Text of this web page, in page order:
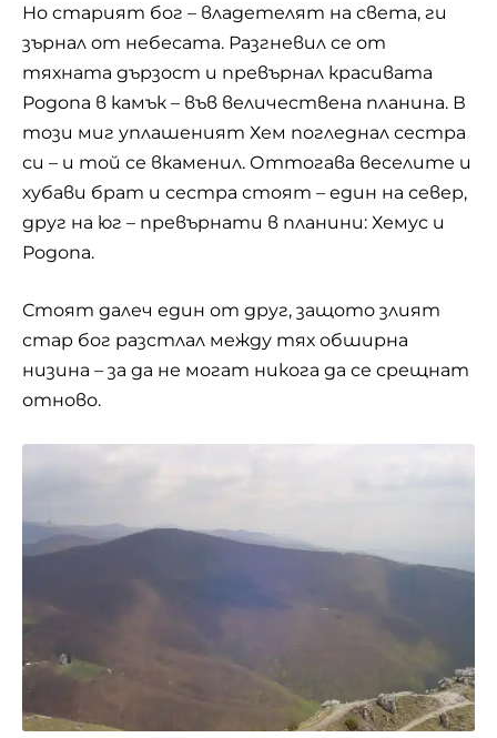
Но старият бог – владетелят на света, ги
зърнал от небесата. Разгневил се от
тяхната дързост и превърнал красивата
Родопа в камък – във величествена планина. В
този миг уплашеният Хем погледнал сестра
си – и той се вкаменил. Оттогава веселите и
хубави брат и сестра стоят – един на север,
друг на юг – превърнати в планини: Хемус и
Родопа.
Стоят далеч един от друг, защото злият
стар бог разстлал между тях обширна
низина – за да не могат никога да се срещнат
отново.